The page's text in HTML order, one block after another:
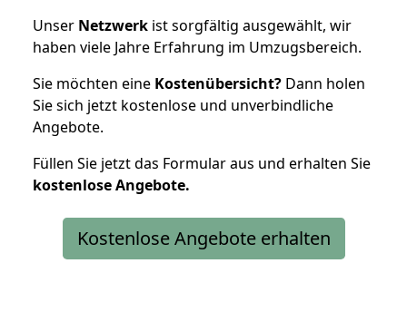
Unser Netzwerk ist sorgfältig ausgewählt, wir
haben viele Jahre Erfahrung im Umzugsbereich.
Sie möchten eine Kostenübersicht? Dann holen
Sie sich jetzt kostenlose und unverbindliche
Angebote.
Füllen Sie jetzt das Formular aus und erhalten Sie
kostenloseAngebote.
Kostenlose Angebote erhalten